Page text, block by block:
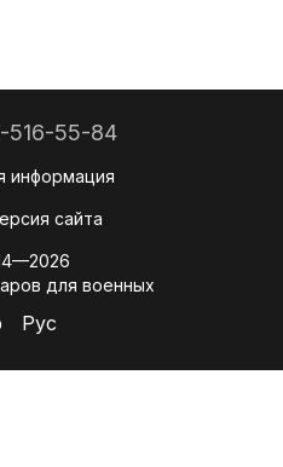
516-55-84
информация
сайта
для военных
Рус